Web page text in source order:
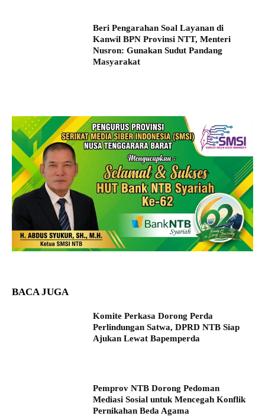
Beri Pengarahan Soal Layanan di
Kanwil BPN Provinsi NTT, Menteri
Nusron: Gunakan Sudut Pandang
Masyarakat
BACA JUGA
Komite Perkasa Dorong Perda
Perlindungan Satwa, DPRD NTB Siap
Ajukan Lewat Bapemperda
Pemprov NTB Dorong Pedoman
Mediasi Sosial untuk Mencegah Konflik
Pernikahan Beda Agama